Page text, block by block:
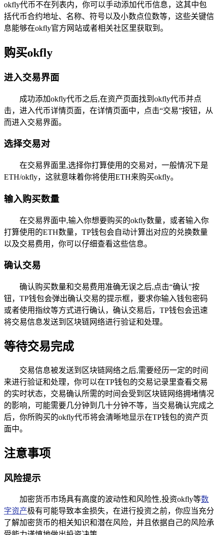
okfly代币不在列表内，你可以手动添加代币信息，这其中包
括代币合约地址、名称、符号以及小数点位数等，这些关键信
息能够在okfly官方网站或者相关社区里获取到。
购买okfly
进入交易界面
成功添加okfly代币之后,在资产页面找到okfly代币并点
击，进入代币详情页面，在详情页面中，点击“交易”按钮，从
而进入交易界面。
选择交易对
在交易界面里,选择你打算使用的交易对，一般情况下是
ETH/okfly，这就意味着你将使用ETH来购买okfly。
输入购买数量
在交易界面中,输入你想要购买的okfly数量，或者输入你
打算使用的ETH数量，TP钱包会自动计算出对应的兑换数量
以及交易费用，你可以仔细查看这些信息。
确认交易
确认购买数量和交易费用准确无误之后,点击“确认”按
钮，TP钱包会弹出确认交易的提示框，要求你输入钱包密码
或者使用指纹等方式进行确认，确认交易后，TP钱包会迅速
将交易信息发送到区块链网络进行验证和处理。
等待交易完成
交易信息被发送到区块链网络之后,需要经历一定的时间
来进行验证和处理，你可以在TP钱包的交易记录里查看交易
的实时状态，交易确认所需的时间会受到区块链网络拥堵情况
的影响，可能需要几分钟到几十分钟不等，当交易确认完成之
后，你所购买的okfly代币将会清晰地显示在TP钱包的资产页
面中。
注意事项
风险提示
加密货币市场具有高度的波动性和风险性,投资okfly等数
字资产极有可能导致本金损失，在进行投资之前，你应当充分
了解加密货币的相关知识和潜在风险，并且依据自己的风险承